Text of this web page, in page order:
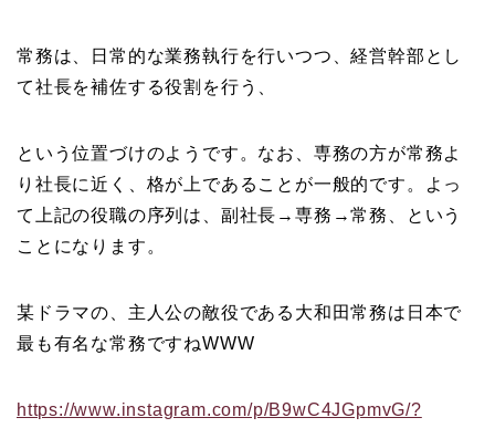
常務は、日常的な業務執行を行いつつ、経営幹部とし
て社長を補佐する役割を行う、
という位置づけのようです。なお、専務の方が常務よ
り社長に近く、格が上であることが一般的です。よっ
て上記の役職の序列は、副社長→専務→常務、という
ことになります。
某ドラマの、主人公の敵役である大和田常務は日本で
最も有名な常務ですねWWW
https://www.instagram.com/p/B9wC4JGpmvG/?